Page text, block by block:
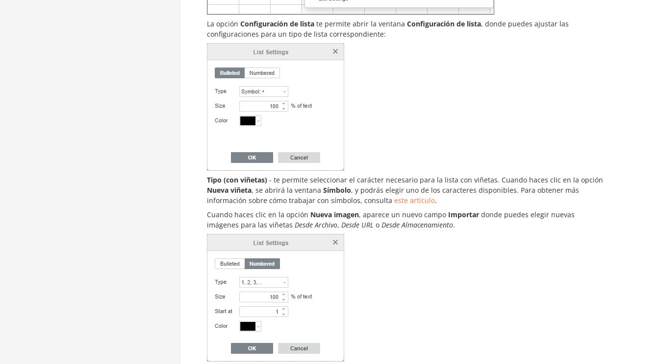
La opción Configuración de lista te permite abrir la ventana Configuración de lista, donde puedes ajustar las
configuraciones para un tipo de lista correspondiente:
Tipo (con viñetas) - te permite seleccionar el carácter necesario para la lista con viñetas. Cuando haces clic en la opción
Nueva viñeta, se abrirá la ventana Símbolo, y podrás elegir uno de los caracteres disponibles. Para obtener más
información sobre cómo trabajar con símbolos, consulta este artículo.
Cuando haces clic en la opción Nueva imagen, aparece un nuevo campo Importar donde puedes elegir nuevas
imágenes para las viñetas Desde Archivo, Desde URL o Desde Almacenamiento.